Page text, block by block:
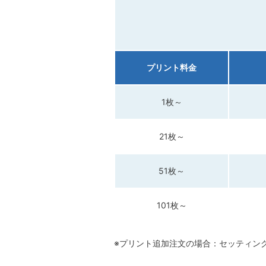
プリント料金
1枚～
21枚～
51枚～
101枚～
※プリント追加注文の場合：セッティ